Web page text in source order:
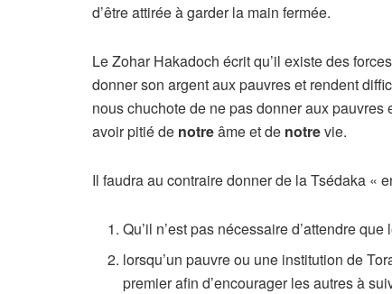
d’être attirée à garder la main fermée.
Le Zohar Hakadoch écrit qu’il existe des
donner son argent aux pauvres et rendent
nous chuchote de ne pas donner aux pauvres
avoir pitié de notreâme et de notrevie.
Il faudra au contraire donner de la Tsédaka «
Qu’il n’est pas nécessaire d’attendre
lorsqu’un pauvre ou une institution de
premier afin d’encourager les autres à